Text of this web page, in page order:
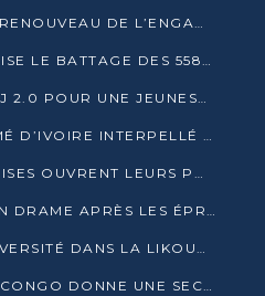
LE RUNR APPELLE À UN RENOUVEAU DE L’ENGAGEMENT MILITANT
CONGO TERMINAL FINALISE LE BATTAGE DES 558 PIEUX DU FUTUR QUAI DU MÔLE EST
MBOKA PROPRE ET PADJ 2.0 POUR UNE JEUNESSE PLUS AUTONOME
UN TRAFIQUANT PRÉSUMÉ D’IVOIRE INTERPELLÉ À DOLISIE
LES ENTREPRISES CHINOISES OUVRENT LEURS PORTES AUX JEUNES DIPLÔMÉS
SIBITI : 6 MORTS DANS UN DRAME APRÈS LES ÉPREUVES DU BEPC
LA CRÉATION D’UNE UNIVERSITÉ DANS LA LIKOUALA AU CŒUR D’UNE RÉFLEXION NATIONALE
ÉCONOMIE VERTE : AGL CONGO DONNE UNE SECONDE VIE À SES DÉCHETS INDUSTRIELS